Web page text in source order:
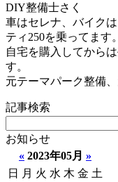
DIY整備士さく
車はセレナ、バイク
ティ250を乗ってます。
自宅を購入してから
す。
元テーマパーク整備
記事検索
お知らせ
« 2023年05月 »
日
月 火 水 木 金 土